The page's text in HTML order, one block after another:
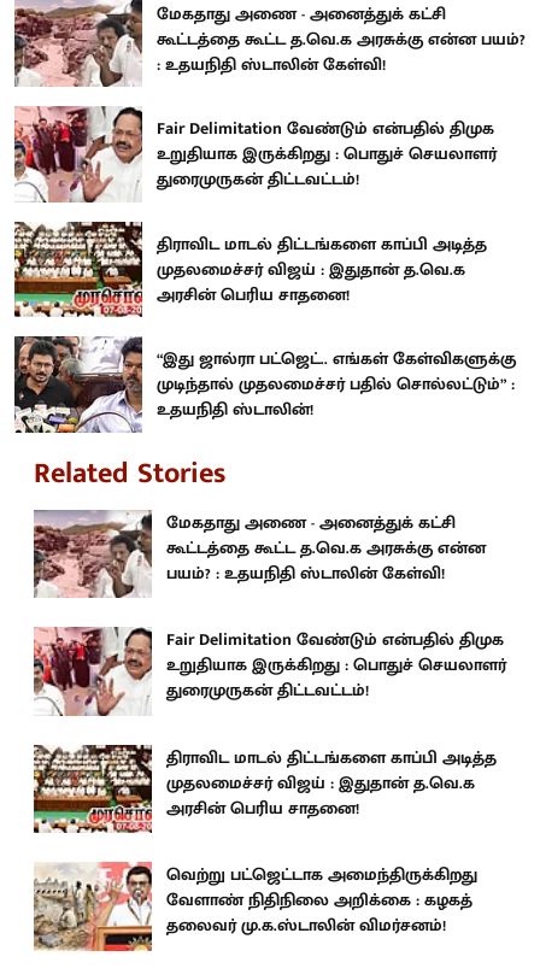
மேகதாது அணை - அனைத்துக் கட்சி
கூட்டத்தை கூட்ட த.வெ.க அரசுக்கு என்ன பயம்?
: உதயநிதி ஸ்டாலின் கேள்வி!
Fair Delimitation வேண்டும் என்பதில் திமுக
உறுதியாக இருக்கிறது : பொதுச் செயலாளர்
துரைமுருகன் திட்டவட்டம்!
திராவிட மாடல் திட்டங்களை காப்பி அடித்த
முதலமைச்சர் விஜய் : இதுதான் த.வெ.க
அரசின் பெரிய சாதனை!
“இது ஜால்ரா பட்ஜெட்.. எங்கள் கேள்விகளுக்கு
முடிந்தால் முதலமைச்சர் பதில் சொல்லட்டும்” :
உதயநிதி ஸ்டாலின்!
Related Stories
மேகதாது அணை - அனைத்துக் கட்சி
கூட்டத்தை கூட்ட த.வெ.க அரசுக்கு என்ன
பயம்? : உதயநிதி ஸ்டாலின் கேள்வி!
Fair Delimitation வேண்டும் என்பதில் திமுக
உறுதியாக இருக்கிறது : பொதுச் செயலாளர்
துரைமுருகன் திட்டவட்டம்!
திராவிட மாடல் திட்டங்களை காப்பி அடித்த
முதலமைச்சர் விஜய் : இதுதான் த.வெ.க
அரசின் பெரிய சாதனை!
வெற்று பட்ஜெட்டாக அமைந்திருக்கிறது
வேளாண் நிதிநிலை அறிக்கை : கழகத்
தலைவர் மு.க.ஸ்டாலின் விமர்சனம்!